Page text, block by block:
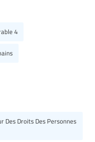
4
Des Droits Des Personnes